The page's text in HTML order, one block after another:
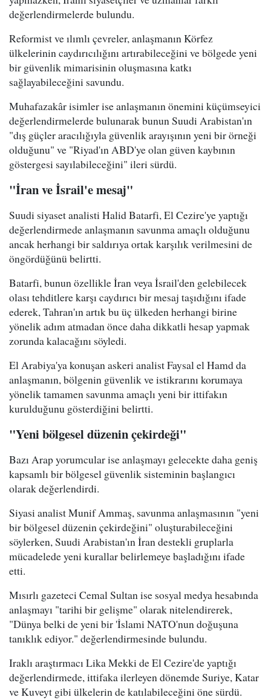
değerlendirmelerde bulundu.
Reformist ve ılımlı çevreler, anlaşmanın Körfez
ülkelerinin caydırıcılığını artırabileceğini ve bölgede yeni
bir güvenlik mimarisinin oluşmasına katkı
sağlayabileceğini savundu.
Muhafazakâr isimler ise anlaşmanın önemini küçümseyici
değerlendirmelerde bulunarak bunun Suudi Arabistan'ın
"dış güçler aracılığıyla güvenlik arayışının yeni bir örneği
olduğunu" ve "Riyad'ın ABD'ye olan güven kaybının
göstergesi sayılabileceğini" ileri sürdü.
"İran ve İsrail'e mesaj"
Suudi siyaset analisti Halid Batarfi, El Cezire'ye yaptığı
değerlendirmede anlaşmanın savunma amaçlı olduğunu
ancak herhangi bir saldırıya ortak karşılık verilmesini de
öngördüğünü belirtti.
Batarfi, bunun özellikle İran veya İsrail'den gelebilecek
olası tehditlere karşı caydırıcı bir mesaj taşıdığını ifade
ederek, Tahran'ın artık bu üç ülkeden herhangi birine
yönelik adım atmadan önce daha dikkatli hesap yapmak
zorunda kalacağını söyledi.
El Arabiya'ya konuşan askeri analist Faysal el Hamd da
anlaşmanın, bölgenin güvenlik ve istikrarını korumaya
yönelik tamamen savunma amaçlı yeni bir ittifakın
kurulduğunu gösterdiğini belirtti.
"Yeni bölgesel düzenin çekirdeği"
Bazı Arap yorumcular ise anlaşmayı gelecekte daha geniş
kapsamlı bir bölgesel güvenlik sisteminin başlangıcı
olarak değerlendirdi.
Siyasi analist Munif Ammaş, savunma anlaşmasının "yeni
bir bölgesel düzenin çekirdeğini" oluşturabileceğini
söylerken, Suudi Arabistan'ın İran destekli gruplarla
mücadelede yeni kurallar belirlemeye başladığını ifade
etti.
Mısırlı gazeteci Cemal Sultan ise sosyal medya hesabında
anlaşmayı "tarihi bir gelişme" olarak nitelendirerek,
"Dünya belki de yeni bir 'İslami NATO'nun doğuşuna
tanıklık ediyor." değerlendirmesinde bulundu.
Iraklı araştırmacı Lika Mekki de El Cezire'de yaptığı
değerlendirmede, ittifaka ilerleyen dönemde Suriye, Katar
ve Kuveyt gibi ülkelerin de katılabileceğini öne sürdü.